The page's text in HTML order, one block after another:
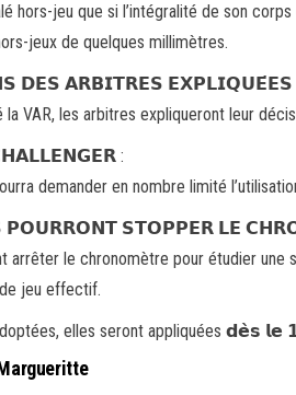
hors-jeu que si l’intégralité de son
jeux de quelques millimètres.
𝗗𝗘𝗦 𝗔𝗥𝗕𝗜𝗧𝗥𝗘𝗦
la VAR, les arbitres expliqueront leur
:
demander en nombre limité
𝗣𝗢𝗨𝗥𝗥𝗢𝗡𝗧 𝗦𝗧𝗢𝗣𝗣𝗘𝗥 𝗟𝗘
arrêter le chronomètre pour étudier
jeu effectif.
elles seront appliquées 𝗱𝗲̀𝘀